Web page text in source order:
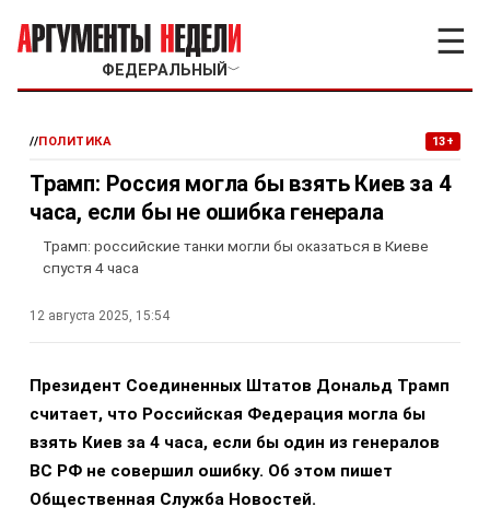
ФЕДЕРАЛЬНЫЙ ﹀
☰
//ПОЛИТИКА 13+
Трамп: Россия могла бы взять Киев за 4
часа, если бы не ошибка генерала
Трамп: российские танки могли бы оказаться в Киеве
спустя 4 часа
12 августа 2025, 15:54
Президент Соединенных Штатов Дональд Трамп
считает, что Российская Федерация могла бы
взять Киев за 4 часа, если бы один из генералов
ВС РФ не совершил ошибку. Об этом пишет
Общественная Служба Новостей.